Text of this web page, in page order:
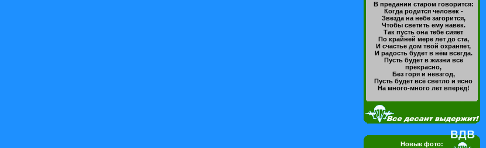
В предании старом говорится:
Когда родится человек -
Звезда на небе загорится,
Чтобы светить ему навек.
Так пусть она тебе сияет
По крайней мере лет до ста,
И счастье дом твой охраняет,
И радость будет в нём всегда.
Пусть будет в жизни всё
прекрасно,
Без горя и невзгод,
Пусть будет всё светло и ясно
На много-много лет вперёд!
Новые фото: